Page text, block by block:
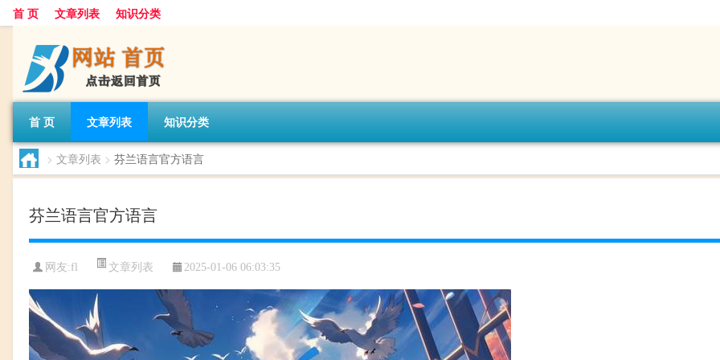
首 页 文章列表 知识分类
首 页 文章列表 知识分类
> 文章列表 > 芬兰语言官方语言
芬兰语言官方语言
网友:fl 文章列表 2025-01-06 06:03:35